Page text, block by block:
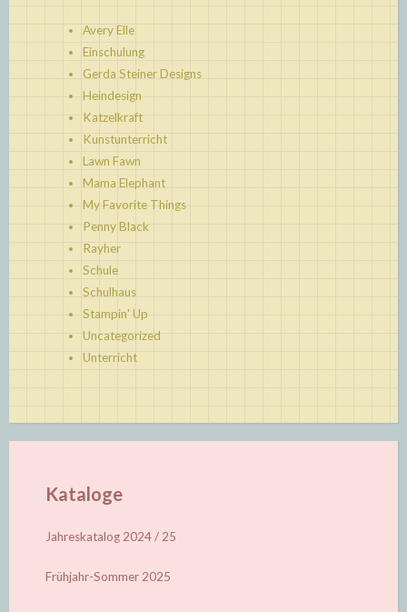
Avery Elle
Einschulung
Gerda Steiner Designs
Heindesign
Katzelkraft
Kunstunterricht
Lawn Fawn
Mama Elephant
My Favorite Things
Penny Black
Rayher
Schule
Schulhaus
Stampin' Up
Uncategorized
Unterricht
Kataloge
Jahreskatalog 2024 / 25
Frühjahr-Sommer 2025